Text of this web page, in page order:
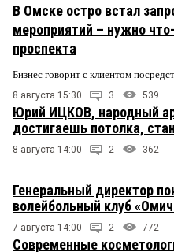
В Омске остро встал
мероприятий – нужно
проспекта
Бизнес говорит с клиентом
8 августа 15:30 3 539
Юрий ИЦКОВ, народный
достигаешь потолка,
8 августа 14:00 2 362
Генеральный директор
волейбольный клуб
7 августа 14:00 2 772
Современные